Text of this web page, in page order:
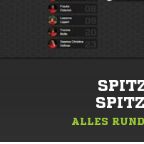
ALLES